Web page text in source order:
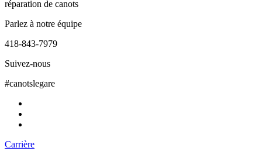
Parlez à notre équipe
418-843-7979
Suivez-nous
#canotslegare
Carrière